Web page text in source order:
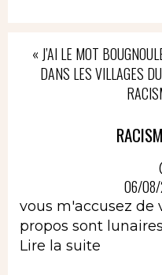
« J’AI LE MOT
DANS LES VILLAGES
06/
vous m'accusez de
propos sont
Lire la suite